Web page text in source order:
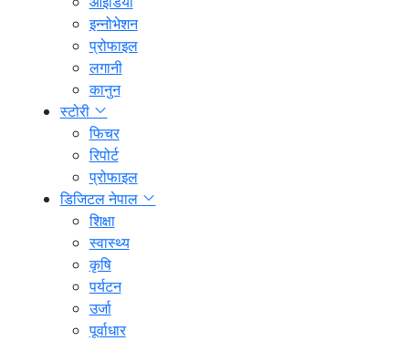
इन्नोभेशन
प्रोफाइल
लगानी
कानुन
स्टोरी
फिचर
रिपोर्ट
प्रोफाइल
डिजिटल नेपाल
शिक्षा
स्वास्थ्य
कृषि
पर्यटन
उर्जा
पूर्वाधार